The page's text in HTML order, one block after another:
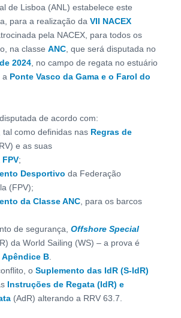
de Lisboa (ANL) estabelece este
para a realização da VII NACEX
pela NACEX, para todos os
na classe ANC, que será disputada no
2024, no campo de regata no estuário
a Ponte Vasco da Gama e o Farol do
de acordo com:
tal como definidas nas Regras de
e as suas
;
Desportivo da Federação
(FPV);
da Classe ANC, para os barcos
de segurança, Offshore Special
da World Sailing (WS) – a prova é
Apêndice B.
o Suplemento das IdR (S-IdR)
Instruções de Regata (IdR) e
(AdR) alterando a RRV 63.7.